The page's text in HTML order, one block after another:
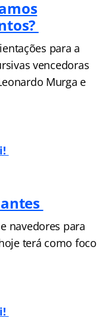
para a
vencedoras
Murga e
navedores para
terá como foco